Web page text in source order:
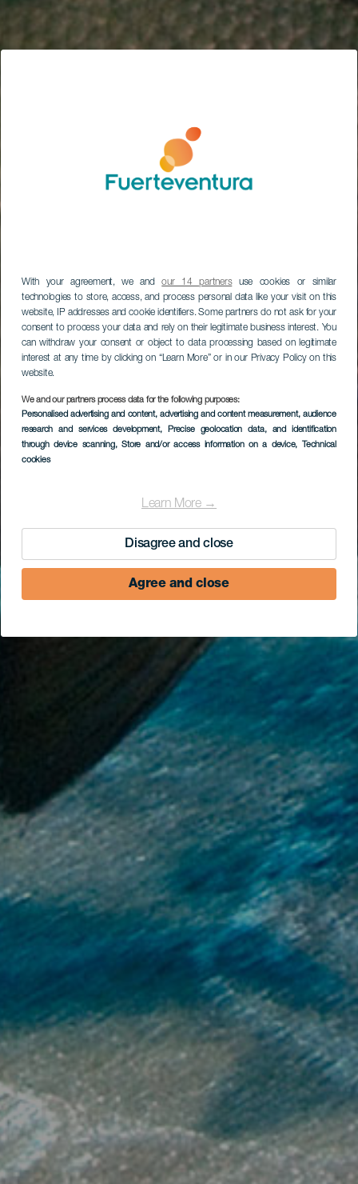
With your agreement, we andour 14 partnersuse cookies or similar
technologies to store, access, and process personal data like your visit on this
website, IP addresses and cookie identifiers. Some partners do not ask for your
consent to process your data and rely on their legitimate business interest. You
can withdraw your consent or object to data processing based on legitimate
interest at any time by clicking on “Learn More” or in our Privacy Policy on this
website.
We and our partners process data for the following purposes:
Personalised advertising and content, advertising and content measurement, audience
research and services development, Precise geolocation data, and identification
through device scanning, Store and/or access information on a device, Technical
cookies
Learn More →
Disagree and close
Agree and close